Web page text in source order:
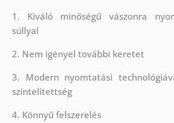
1. Kiváló minőségű vászonra
súllyal
2. Nem igényel további keretet
3. Modern nyomtatási
színtelítettség
4. Könnyű felszerelés